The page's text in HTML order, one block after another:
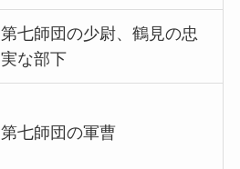
第七師団の少尉、鶴見の忠
実な部下
第七師団の軍曹